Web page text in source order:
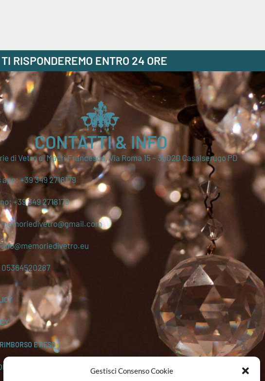
Gestisci Consenso Cookie
RISPONDEREMO ENTRO 24 ORE
CONTATTI & INFO
di Vetro di Macrì Francesca, Via Roma 15 – 35020 Casalserugo PD
+39 349 2718179
+39 349 2718179
05364520287
E RESO